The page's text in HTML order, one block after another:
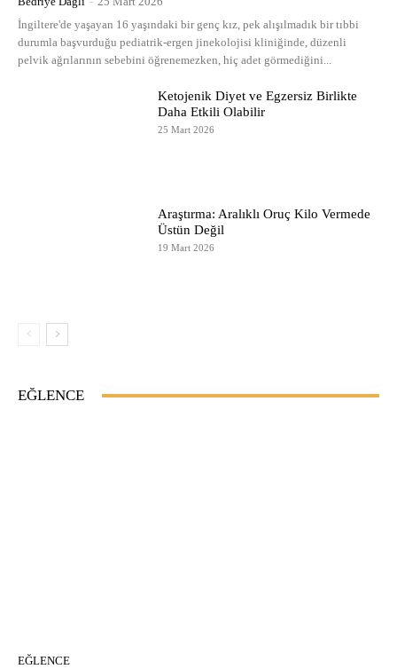
İngiltere'de yaşayan 16 yaşındaki bir genç kız, pek alışılmadık bir tıbbi
durumla başvurduğu pediatrik-ergen jinekolojisi kliniğinde, düzenli
pelvik ağrılarının sebebini öğrenemezken, hiç adet görmediğini...
Ketojenik Diyet ve Egzersiz Birlikte
Daha Etkili Olabilir
25 Mart 2026
Araştırma: Aralıklı Oruç Kilo Vermede
Üstün Değil
19 Mart 2026
EĞLENCE
EĞLENCE